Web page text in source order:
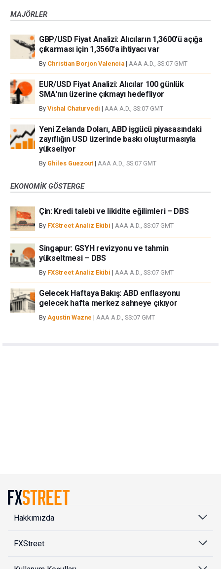
MAJÖRLER
GBP/USD Fiyat Analizi: Alıcıların 1,3600'ü açığa
çıkarması için 1,3560'a ihtiyacı var
By Christian Borjon Valencia | AAA A.D., SS:07 GMT
EUR/USD Fiyat Analizi: Alıcılar 100 günlük
SMA'nın üzerine çıkmayı hedefliyor
By Vishal Chaturvedi | AAA A.D., SS:07 GMT
Yeni Zelanda Doları, ABD işgücü piyasasındaki
zayıflığın USD üzerinde baskı oluşturmasıyla
yükseliyor
By Ghiles Guezout | AAA A.D., SS:07 GMT
EKONOMIK GÖSTERGE
Çin: Kredi talebi ve likidite eğilimleri – DBS
By FXStreet Analiz Ekibi | AAA A.D., SS:07 GMT
Singapur: GSYH revizyonu ve tahmin
yükseltmesi – DBS
By FXStreet Analiz Ekibi | AAA A.D., SS:07 GMT
Gelecek Haftaya Bakış: ABD enflasyonu
gelecek hafta merkez sahneye çıkıyor
By Agustin Wazne | AAA A.D., SS:07 GMT
Hakkımızda
FXStreet